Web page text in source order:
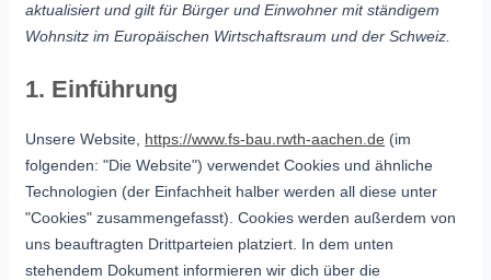
aktualisiert und gilt für Bürger und Einwohner mit ständigem
Wohnsitz im Europäischen Wirtschaftsraum und der Schweiz.
1. Einführung
Unsere Website, https://www.fs-bau.rwth-aachen.de (im
folgenden: "Die Website") verwendet Cookies und ähnliche
Technologien (der Einfachheit halber werden all diese unter
"Cookies" zusammengefasst). Cookies werden außerdem von
uns beauftragten Drittparteien platziert. In dem unten
stehendem Dokument informieren wir dich über die